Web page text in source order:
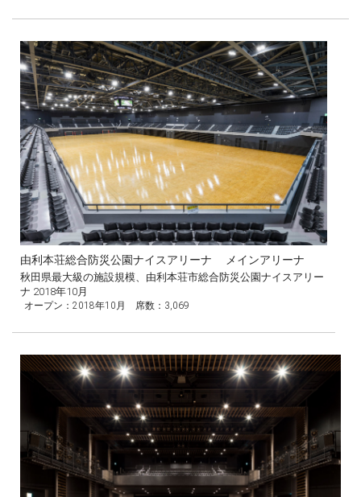
由利本荘総合防災公園ナイスアリーナ メインアリーナ
秋田県最大級の施設規模、由利本荘市総合防災公園ナイスアリー
ナ 2018年10月
オープン：2018年10月 席数：3,069